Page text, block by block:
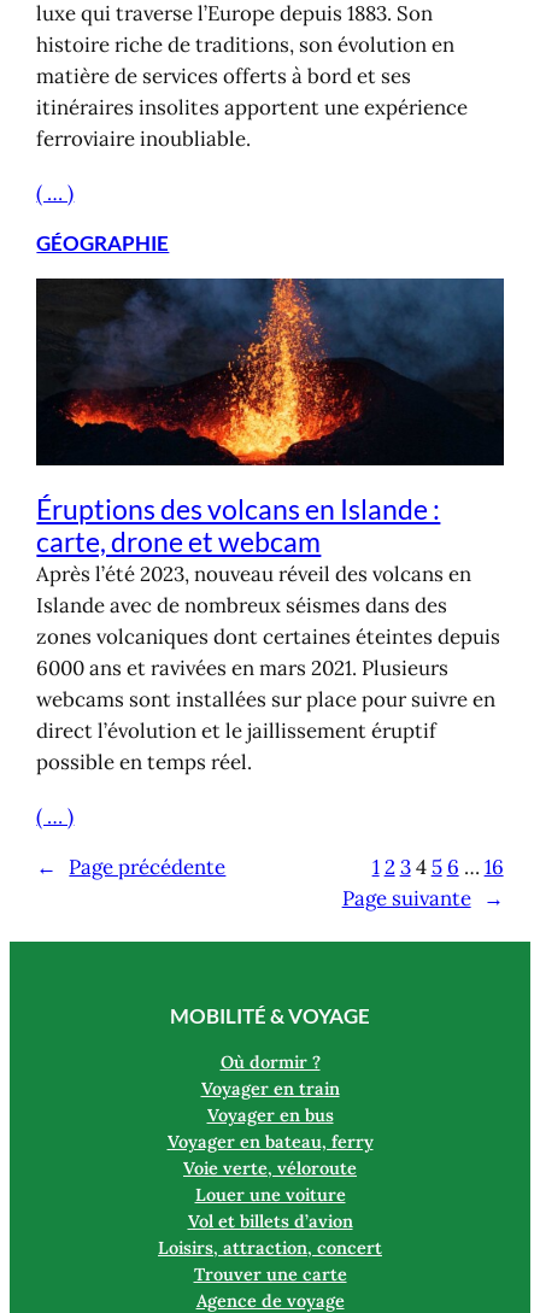
luxe qui traverse l’Europe depuis 1883. Son
histoire riche de traditions, son évolution en
matière de services offerts à bord et ses
itinéraires insolites apportent une expérience
ferroviaire inoubliable.
( … )
GÉOGRAPHIE
Éruptions des volcans en Islande :
carte, drone et webcam
Après l’été 2023, nouveau réveil des volcans en
Islande avec de nombreux séismes dans des
zones volcaniques dont certaines éteintes depuis
6000 ans et ravivées en mars 2021. Plusieurs
webcams sont installées sur place pour suivre en
direct l’évolution et le jaillissement éruptif
possible en temps réel.
( … )
←
Page précédente 1234 5 6 … 16
Page suivante
→
MOBILITÉ & VOYAGE
Où dormir ?
Voyager en train
Voyager en bus
Voyager en bateau, ferry
Voie verte, véloroute
Louer une voiture
Vol et billets d’avion
Loisirs, attraction, concert
Trouver une carte
Agence de voyage